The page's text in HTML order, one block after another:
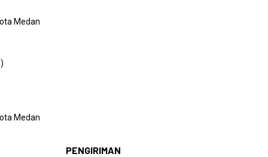
Medan
Medan
PENGIRIMAN